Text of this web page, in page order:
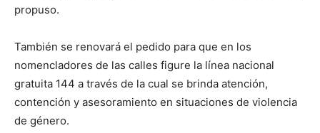
propuso.
También se renovará el pedido para que en los
nomencladores de las calles figure la línea nacional
gratuita 144 a través de la cual se brinda atención,
contención y asesoramiento en situaciones de violencia
de género.